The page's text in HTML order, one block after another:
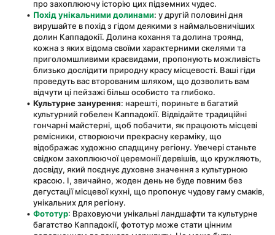
про захоплюючу історію цих підземних чудес.
Похід унікальними долинами: у другій половині дня
вирушайте в похід з гідом деякими з наймальовничіших
долин Каппадокії. Долина кохання та долина троянд,
кожна з яких відома своїми характерними скелями та
приголомшливими краєвидами, пропонують можливість
близько дослідити природну красу місцевості. Ваші гіди
проведуть вас второваним шляхом, що дозволить вам
відчути ці пейзажі більш особисто та глибоко.
Культурне занурення: нарешті, пориньте в багатий
культурний гобелен Каппадокії. Відвідайте традиційні
гончарні майстерні, щоб побачити, як працюють місцеві
ремісники, створюючи прекрасну кераміку, що
відображає художню спадщину регіону. Увечері станьте
свідком захоплюючої церемонії дервішів, що кружляють,
досвіду, який поєднує духовне значення з культурною
красою. І, звичайно, жоден день не буде повним без
дегустації місцевої кухні, що пропонує чудову гаму смаків,
унікальних для регіону.
Фототур: Враховуючи унікальні ландшафти та культурне
багатство Каппадокії, фототур може стати цінним